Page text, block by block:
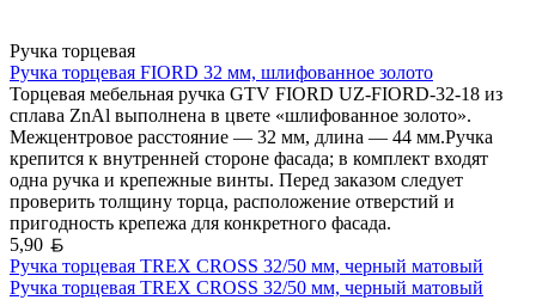
Ручка торцевая
Ручка торцевая FIORD 32 мм, шлифованное золото
Торцевая мебельная ручка GTV FIORD UZ-FIORD-32-18 из
сплава ZnAl выполнена в цвете «шлифованное золото».
Межцентровое расстояние — 32 мм, длина — 44 мм.Ручка
крепится к внутренней стороне фасада; в комплект входят
одна ручка и крепежные винты. Перед заказом следует
проверить толщину торца, расположение отверстий и
пригодность крепежа для конкретного фасада.
5,90
Ручка торцевая TREX CROSS 32/50 мм, черный матовый
Ручка торцевая TREX CROSS 32/50 мм, черный матовый